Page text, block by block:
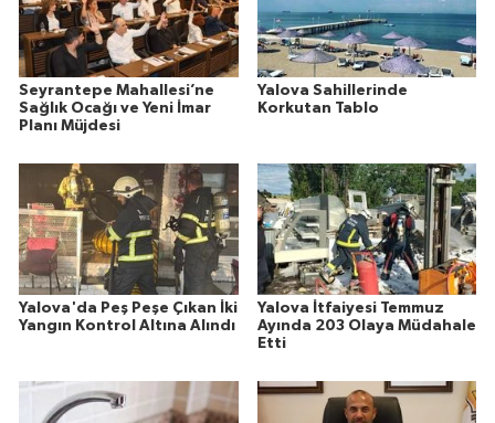
Seyrantepe Mahallesi’ne
Sağlık Ocağı ve Yeni İmar
Planı Müjdesi
Yalova Sahillerinde
Korkutan Tablo
Yalova'da Peş Peşe Çıkan İki
Yangın Kontrol Altına Alındı
Yalova İtfaiyesi Temmuz
Ayında 203 Olaya Müdahale
Etti